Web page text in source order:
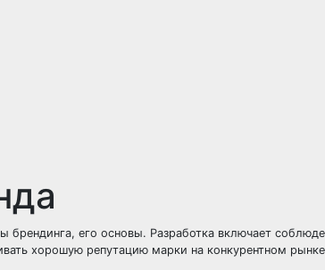
его основы. Разработка включает
хорошую репутацию марки на конкурентном